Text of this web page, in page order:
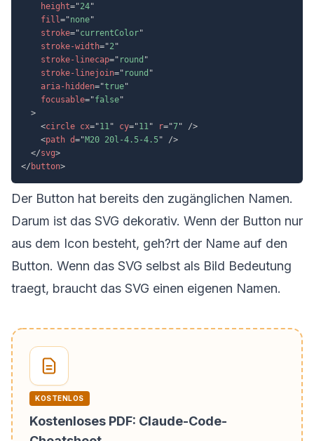
height="24"
fill="none"
stroke="currentColor"
stroke-width="2"
stroke-linecap=" round "
stroke-linejoin=" round "
aria-hidden="true"
focusable="false"
>
<circle cx="11" cy="11" r="7"
/>
<path d="M20 20l-4.5-4.5"
/>
</svg>
</ button>
Der Button hat bereits den zugänglichen Namen.
Darum ist das SVG dekorativ. Wenn der Button nur
aus dem Icon besteht, geh?rt der Name auf den
Button. Wenn das SVG selbst als Bild Bedeutung
traegt, braucht das SVG einen eigenen Namen.
KOSTENLOS
Kostenloses PDF: Claude-Code-